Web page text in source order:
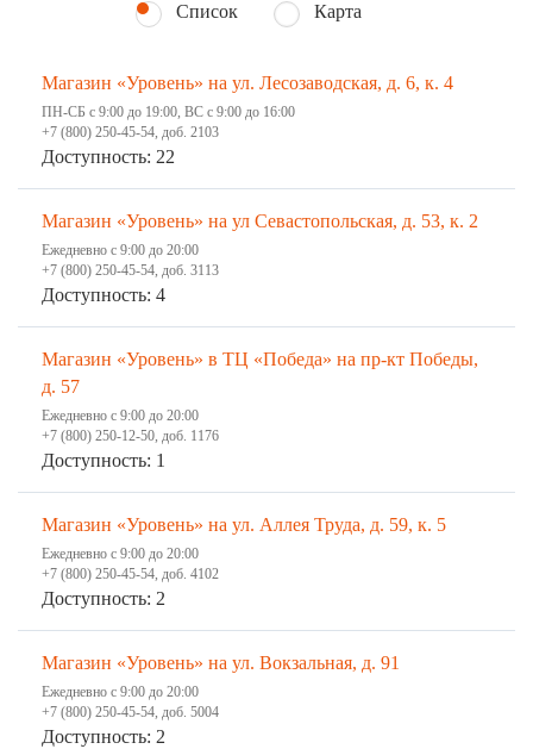
Список Карта
Магазин «Уровень» на ул. Лесозаводская, д. 6, к. 4
ПН-СБ с 9:00 до 19:00, ВС с 9:00 до 16:00
+7 (800) 250-45-54, доб. 2103
Доступность: 22
Магазин «Уровень» на ул Севастопольская, д. 53, к. 2
Ежедневно с 9:00 до 20:00
+7 (800) 250-45-54, доб. 3113
Доступность: 4
Магазин «Уровень» в ТЦ «Победа» на пр-кт Победы,
д. 57
Ежедневно с 9:00 до 20:00
+7 (800) 250-12-50, доб. 1176
Доступность: 1
Магазин «Уровень» на ул. Аллея Труда, д. 59, к. 5
Ежедневно с 9:00 до 20:00
+7 (800) 250-45-54, доб. 4102
Доступность: 2
Магазин «Уровень» на ул. Вокзальная, д. 91
Ежедневно с 9:00 до 20:00
+7 (800) 250-45-54, доб. 5004
Доступность: 2